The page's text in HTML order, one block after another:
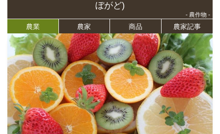
ぼがど)
- 農作物 -
農業 農家 商品 農家記事